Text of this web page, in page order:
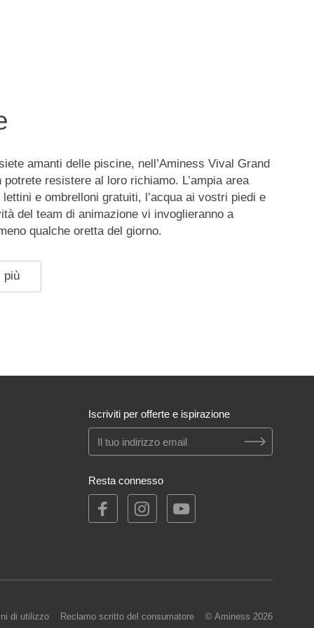
amanti delle piscine, nell’Aminess Vival Grand
resistere al loro richiamo. L’ampia area
e ombrelloni gratuiti, l’acqua ai vostri piedi e
del team di animazione vi invoglieranno a
qualche oretta del giorno.
più
Iscriviti per offerte e ispirazione
Resta connesso
di utilizzo Reclamo scritto del consumatore © Aminess 2026